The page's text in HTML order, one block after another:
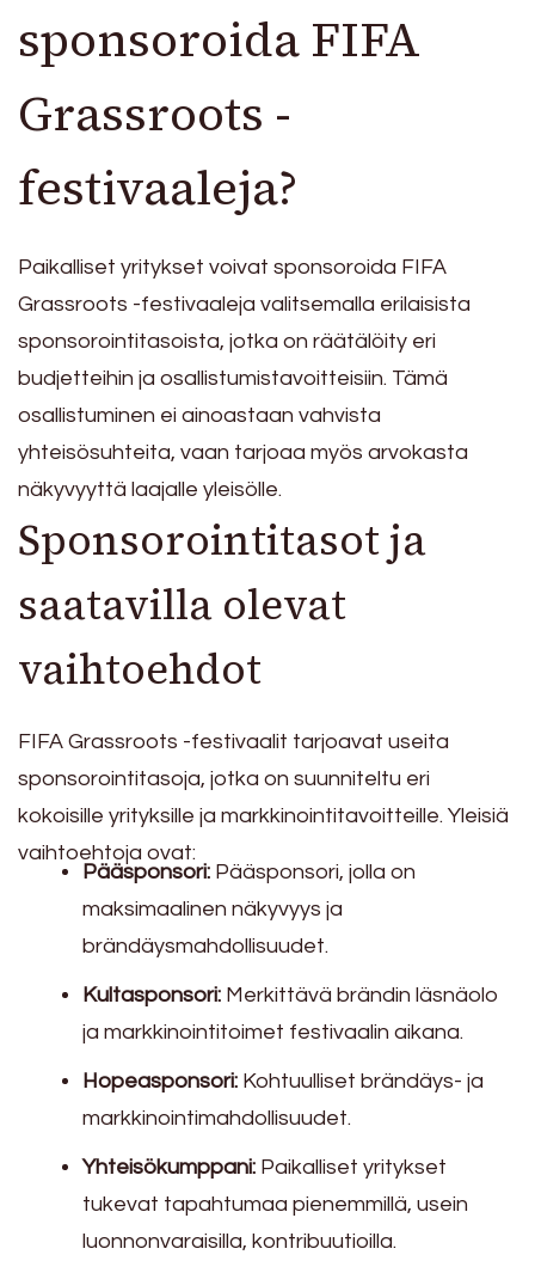
sponsoroida FIFA
Grassroots -
festivaaleja?
Paikalliset yritykset voivat sponsoroida FIFA
Grassroots -festivaaleja valitsemalla erilaisista
sponsorointitasoista, jotka on räätälöity eri
budjetteihin ja osallistumistavoitteisiin. Tämä
osallistuminen ei ainoastaan vahvista
yhteisösuhteita, vaan tarjoaa myös arvokasta
näkyvyyttä laajalle yleisölle.
Sponsorointitasot ja
saatavilla olevat
vaihtoehdot
FIFA Grassroots -festivaalit tarjoavat useita
sponsorointitasoja, jotka on suunniteltu eri
kokoisille yrityksille ja markkinointitavoitteille. Yleisiä
vaihtoehtoja ovat:
Pääsponsori: Pääsponsori, jolla on
maksimaalinen näkyvyys ja
brändäysmahdollisuudet.
Kultasponsori: Merkittävä brändin läsnäolo
ja markkinointitoimet festivaalin aikana.
Hopeasponsori: Kohtuulliset brändäys- ja
markkinointimahdollisuudet.
Yhteisökumppani: Paikalliset yritykset
tukevat tapahtumaa pienemmillä, usein
luonnonvaraisilla, kontribuutioilla.